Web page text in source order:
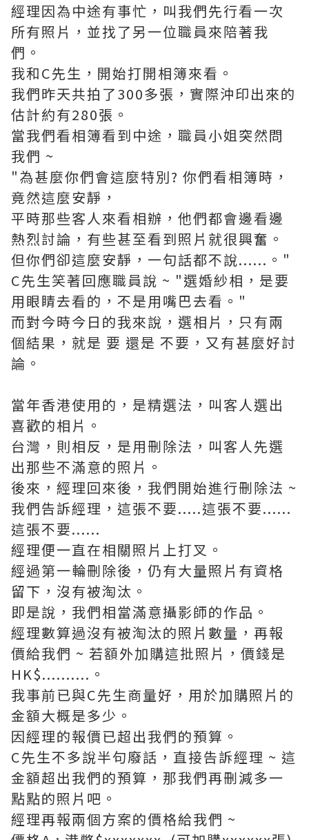
經理因為中途有事忙，叫我們先行看一次
所有照片，並找了另一位職員來陪著我
們。
我和C先生，開始打開相簿來看。
我們昨天共拍了300多張，實際沖印出來的
估計約有280張。
當我們看相簿看到中途，職員小姐突然問
我們 ~
"為甚麼你們會這麼特別? 你們看相簿時，
竟然這麼安靜，
平時那些客人來看相辦，他們都會邊看邊
熱烈討論，有些甚至看到照片就很興奮。
但你們卻這麼安靜，一句話都不說......。"
C先生笑著回應職員說 ~ "選婚紗相，是要
用眼睛去看的，不是用嘴巴去看。"
而對今時今日的我來說，選相片，只有兩
個結果，就是 要 還是 不要，又有甚麼好討
論。
當年香港使用的，是精選法，叫客人選出
喜歡的相片。
台灣，則相反，是用刪除法，叫客人先選
出那些不滿意的照片。
後來，經理回來後，我們開始進行刪除法 ~
我們告訴經理，這張不要.....這張不要......
這張不要......
經理便一直在相關照片上打叉。
經過第一輪刪除後，仍有大量照片有資格
留下，沒有被淘汰。
即是說，我們相當滿意攝影師的作品。
經理數算過沒有被淘汰的照片數量，再報
價給我們 ~ 若額外加購這批照片，價錢是
HK$..........。
我事前已與C先生商量好，用於加購照片的
金額大概是多少。
因經理的報價已超出我們的預算。
C先生不多說半句廢話，直接告訴經理 ~ 這
金額超出我們的預算，那我們再刪減多一
點點的照片吧。
經理再報兩個方案的價格給我們 ~